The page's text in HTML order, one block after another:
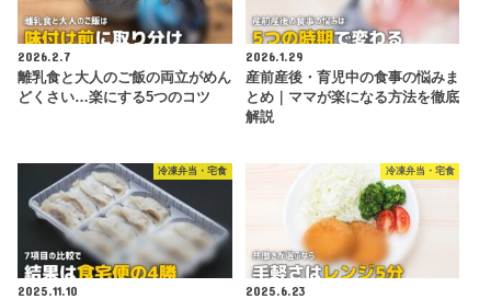
2026.2.7
離乳食と大人のご飯の両立がめん
どくさい…楽にする5つのコツ
2026.1.29
産前産後・育児中の食事の悩みま
とめ｜ママが楽になる方法を徹底
解説
冷凍弁当・宅食
2025.11.10
冷凍弁当・宅食
2025.6.23